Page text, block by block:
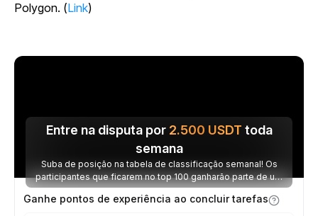
Polygon. (Link)
Entre na disputa por 2.500 USDT toda
semana
Suba de posição na tabela de classificação semanal! Os
participantes que ficarem no top 100 ganharão parte de um
prêmio de 2.500 USDT toda semana.
Ganhe pontos de experiência ao concluir tarefas